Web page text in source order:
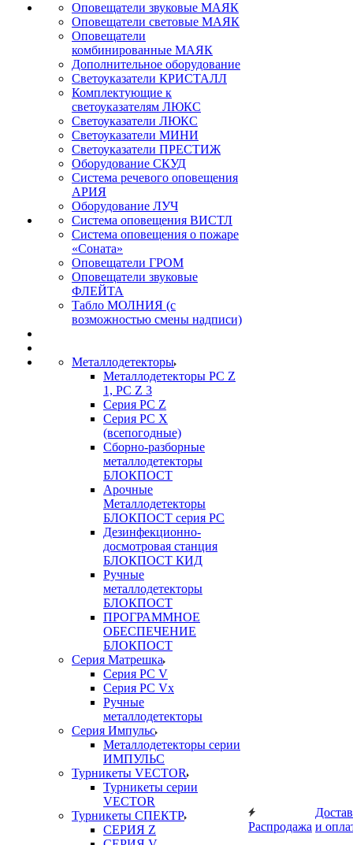
Оповещатели звуковые МАЯК
Оповещатели световые МАЯК
Оповещатели
комбинированные МАЯК
Дополнительное оборудование
Светоуказатели КРИСТАЛЛ
Комплектующие к
светоуказателям ЛЮКС
Светоуказатели ЛЮКС
Светоуказатели МИНИ
Светоуказатели ПРЕСТИЖ
Оборудование СКУД
Система речевого оповещения
АРИЯ
Оборудование ЛУЧ
Система оповещения ВИСТЛ
Система оповещения о пожаре
«Соната»
Оповещатели ГРОМ
Оповещатели звуковые
ФЛЕЙТА
Табло МОЛНИЯ (с
возможностью смены надписи)
Металлодетекторы
Металлодетекторы РС Z
1, PC Z 3
Серия РС Z
Серия РС X
(всепогодные)
Сборно-разборные
металлодетекторы
БЛОКПОСТ
Арочные
Металлодетекторы
БЛОКПОСТ серия РС
Дезинфекционно-
досмотровая станция
БЛОКПОСТ КИД
Ручные
металлодетекторы
БЛОКПОСТ
ПРОГРАММНОЕ
ОБЕСПЕЧЕНИЕ
БЛОКПОСТ
Серия Матрешка
Серия PC V
Серия PC Vx
Ручные
металлодетекторы
Серия Импульс
Металлодетекторы серии
ИМПУЛЬС
Турникеты VECTOR
Турникеты серии
VECTOR
Турникеты СПЕКТР
СЕРИЯ Z
Распродажа и